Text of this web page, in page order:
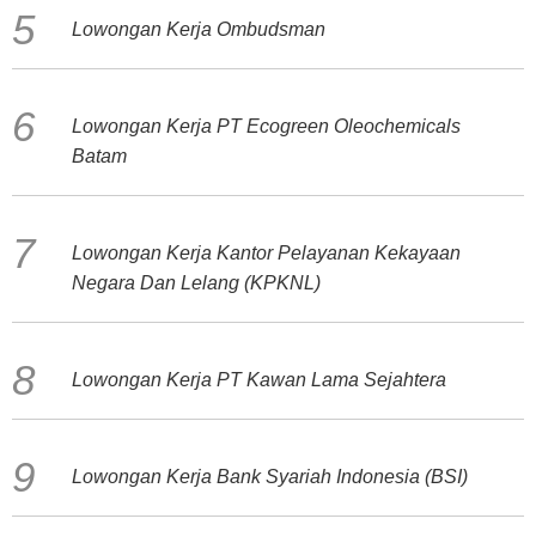
Lowongan Kerja Ombudsman
Lowongan Kerja PT Ecogreen Oleochemicals
Batam
Lowongan Kerja Kantor Pelayanan Kekayaan
Negara Dan Lelang (KPKNL)
Lowongan Kerja PT Kawan Lama Sejahtera
Lowongan Kerja Bank Syariah Indonesia (BSI)